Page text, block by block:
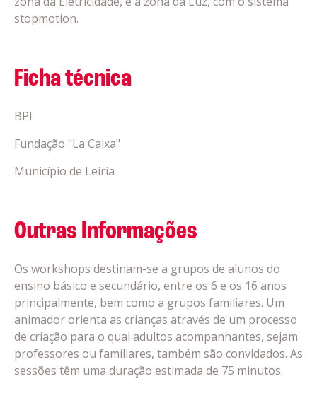
stopmotion.
Ficha técnica
BPI
Fundação "La Caixa"
Município de Leiria
Outras Informações
Os workshops destinam-se a grupos de alunos do
ensino básico e secundário, entre os 6 e os 16 anos
principalmente, bem como a grupos familiares. Um
animador orienta as crianças através de um processo
de criação para o qual adultos acompanhantes, sejam
professores ou familiares, também são convidados. As
sessões têm uma duração estimada de 75 minutos.